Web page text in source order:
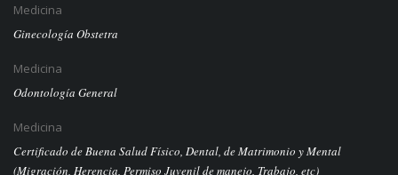
Medicina
Ginecología Obstetra
Medicina
Odontología General
Medicina
Certificado de Buena Salud Físico, Dental, de Matrimonio y Mental
(Migración, Herencia, Permiso Juvenil de manejo, Trabajo, etc)